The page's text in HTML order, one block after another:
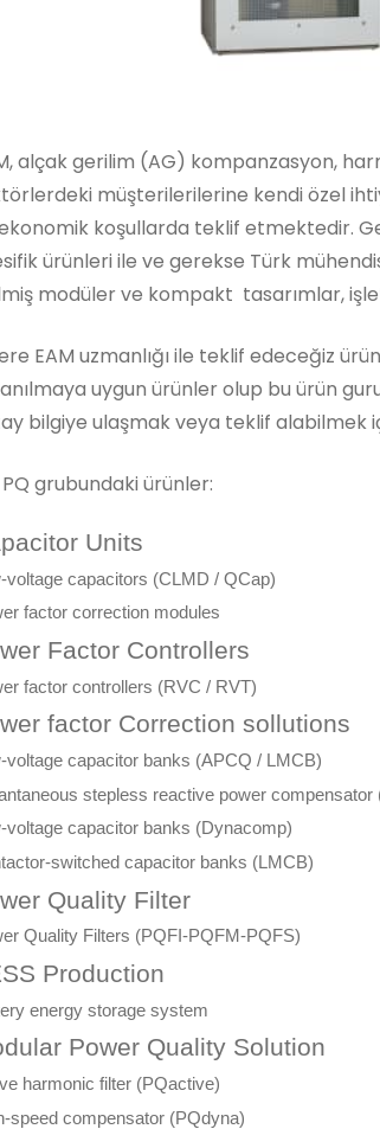
alçak gerilim (AG) kompanzasyon,
müşterilerilerine kendi özel
koşullarda teklif etmektedir.
ürünleri ile ve gerekse Türk
modüler ve kompakt tasarımlar,
EAM uzmanlığı ile teklif edeceğiz
uygun ürünler olup bu ürün
bilgiye ulaşmak veya teklif alabilmek
grubundaki ürünler:
Units
voltage capacitors (CLMD / QCap)
factor correction modules
Factor Controllers
factor controllers (RVC / RVT)
factor Correction sollutions
voltage capacitor banks (APCQ / LMCB)
stepless reactive power
voltage capacitor banks (Dynacomp)
switched capacitor banks (LMCB)
Quality Filter
Quality Filters (PQFI-PQFM-PQFS)
Production
energy storage system
Power Quality Solution
harmonic filter (PQactive)
speed compensator (PQdyna)